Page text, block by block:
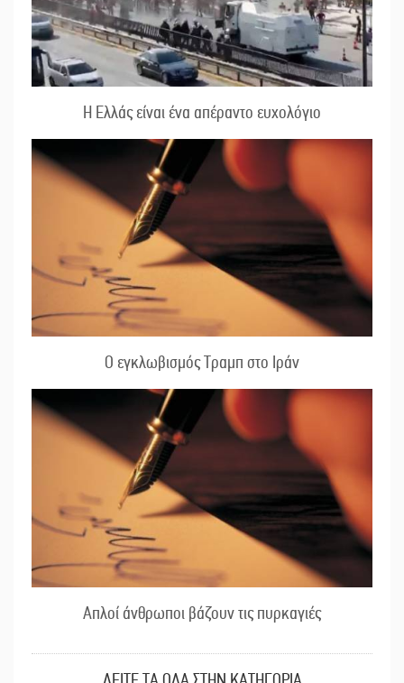
Η Ελλάς είναι ένα απέραντο ευχολόγιο
Ο εγκλωβισμός Τραμπ στο Ιράν
Απλοί άνθρωποι βάζουν τις πυρκαγιές